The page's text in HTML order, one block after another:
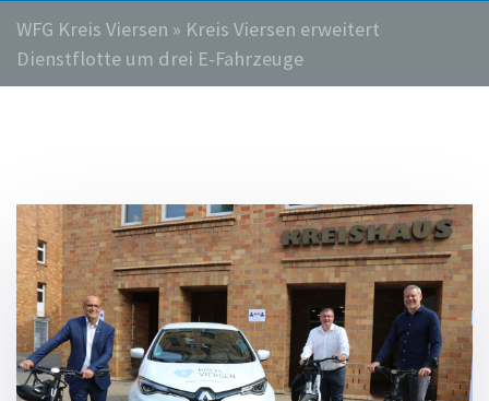
WFG Kreis Viersen » Kreis Viersen erweitert
Dienstflotte um drei E-Fahrzeuge